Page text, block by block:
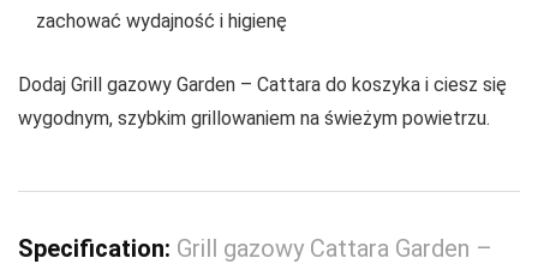
zachować wydajność i higienę
Dodaj Grill gazowy Garden – Cattara do koszyka i ciesz się
wygodnym, szybkim grillowaniem na świeżym powietrzu.
Specification: Grill gazowy Cattara Garden –